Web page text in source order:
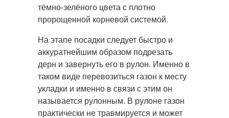
тёмно-зелёного цвета с плотно
пророщенной корневой системой.
На этапе посадки следует быстро и
аккуратнейшим образом подрезать
дерн и завернуть его в рулон. Именно в
таком виде перевозиться газон к месту
укладки и именно в связи с этим он
называется рулонным. В рулоне газон
практически не травмируется и может